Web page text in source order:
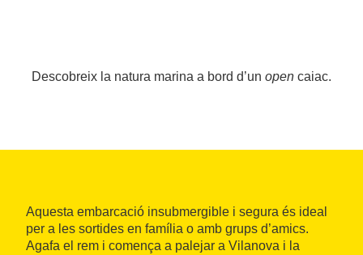
Descobreix la natura marina a bord d’un open caiac.
Aquesta embarcació insubmergible i segura és ideal
per a les sortides en família o amb grups d’amics.
Agafa el rem i comença a palejar a Vilanova i la